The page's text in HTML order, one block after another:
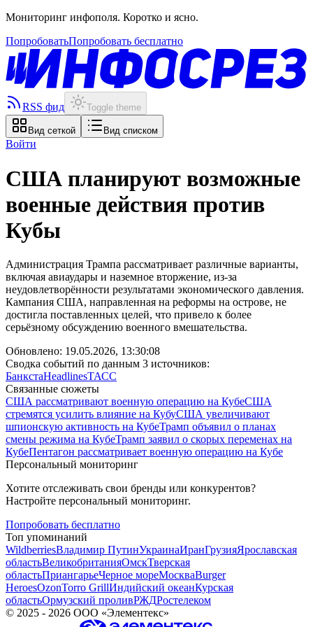
Мониторинг инфополя. Коротко и ясно.
ПопробоватьПопробовать бесплатно
RSS фид Toggle theme
Вид сеткой Вид списком
Войти
США планируют возможные
военные действия против
Кубы
Администрация Трампа рассматривает различные варианты,
включая авиаудары и наземное вторжение, из-за
неудовлетворённости результатами экономического давления.
Кампания США, направленная на реформы на острове, не
достигла поставленных целей, что привело к более
серьёзному обсуждению военного вмешательства.
Обновлено: 19.05.2026, 13:30:08
Сводка событий по данным 3 источников:
БанкстаHeadlinesТАСС
Связанные сюжеты
США рассматривают военную операцию на КубеСША
стремятся усилить влияние на КубуСША увеличивают
шпионскую активность на КубеТрамп объявил о планах
смены режима на КубеТрамп заявил о скорых переменах на
КубеПентагон рассматривает военную операцию на Кубе
Персональный мониторинг
Хотите отслеживать свои бренды или конкурентов?
Настройте персональный мониторинг.
Попробовать бесплатно
Топ упоминаний
WildberriesВладимир ПутинУкраинаИранГрузияЯрославская
областьВеликобританияОмскТверская
областьПриангарьеЧерное мореМоскваBurger
HeroesOzonTorro GrillИндийский океанКурская
областьОрмузский проливРЖДРостелеком
© 2025 - 2026 ООО «Элементекс»